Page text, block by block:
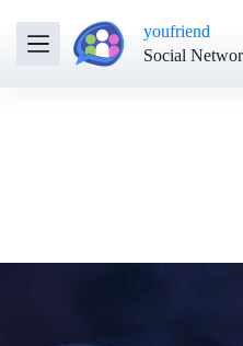
youfriend
Social